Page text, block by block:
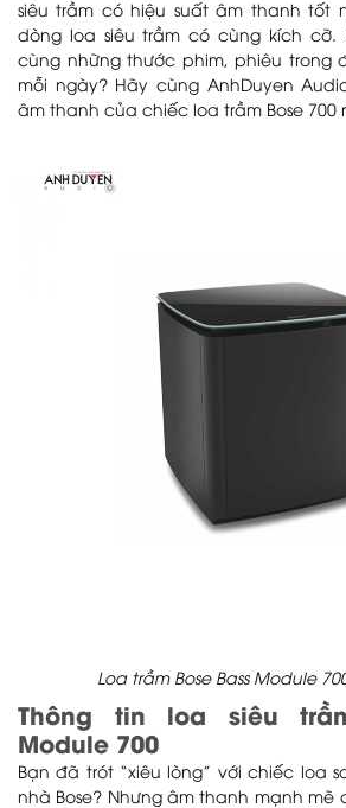
siêu trầm có hiệu suất âm thanh tốt
dòng loa siêu trầm có cùng kích cỡ.
cùng những thước phim, phiêu trong
mỗi ngày? Hãy cùng AnhDuyen
âm thanh của chiếc loa trầm Bose 700
Loa trầm Bose Bass Module
Thông tin loa siêu
Module 700
Bạn đã trót “xiêu lòng” với chiếc loa
nhà Bose? Nhưng âm thanh mạnh